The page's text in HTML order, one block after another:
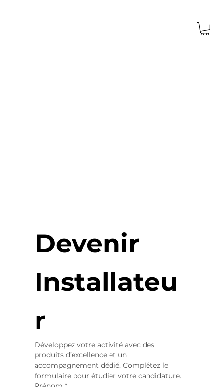
Devenir
Installateu
r
Développez votre activité avec des
produits d’excellence et un
accompagnement dédié. Complétez le
formulaire pour étudier votre candidature.